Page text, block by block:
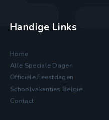
Handige Links
Home
Alle Speciale Dagen
Officiële Feestdagen
Schoolvakanties België
Contact